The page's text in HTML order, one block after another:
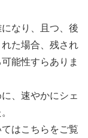
なり、且つ、後
た場合、残され
能性すらありま
、速やかにシェ
はこちらをご覧